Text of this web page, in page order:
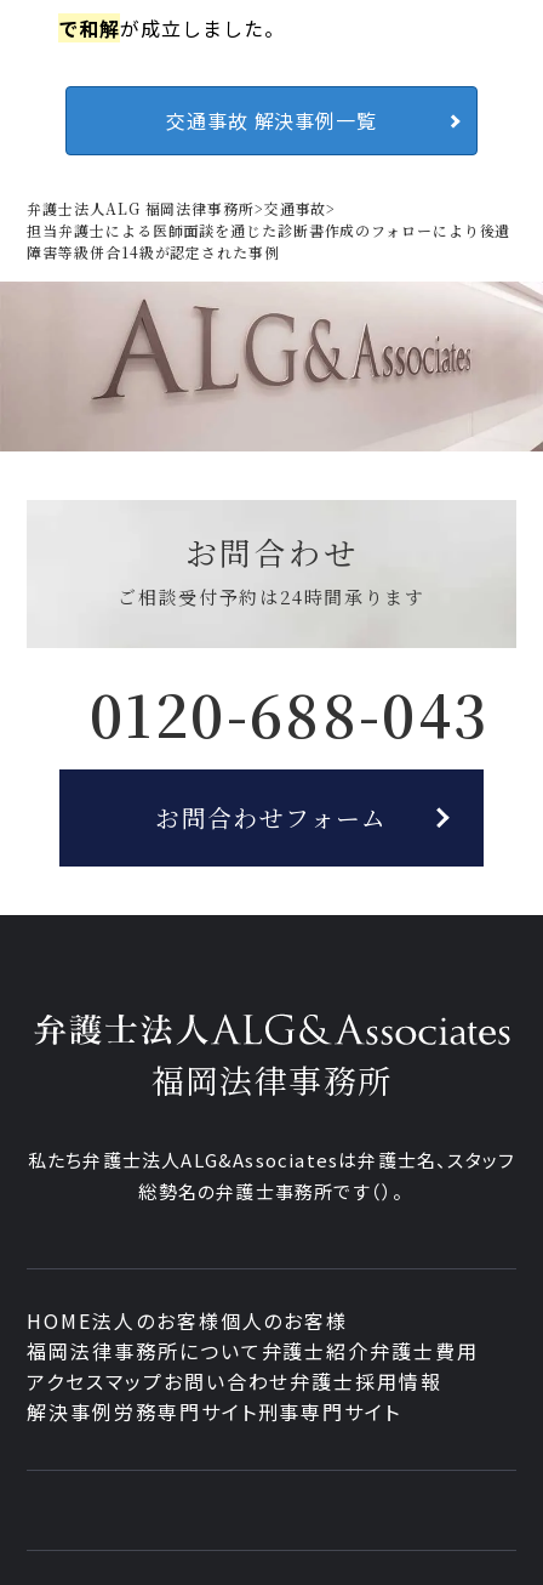
で和解が成立しました。
交通事故 解決事例一覧
弁護士法人ALG 福岡法律事務所>交通事故>
担当弁護士による医師面談を通じた診断書作成のフォローにより後遺
障害等級併合14級が認定された事例
お問合わせ
ご相談受付予約は24時間承ります
0120-688-043
お問合わせフォーム
福岡法律事務所
私たち弁護士法人ALG&Associatesは弁護士名、スタッフ
総勢名の弁護士事務所です（）。
HOME法人のお客様個人のお客様
福岡法律事務所について 弁護士紹介弁護士費用
アクセスマップお問い合わせ弁護士採用情報
解決事例労務専門サイト刑事専門サイト